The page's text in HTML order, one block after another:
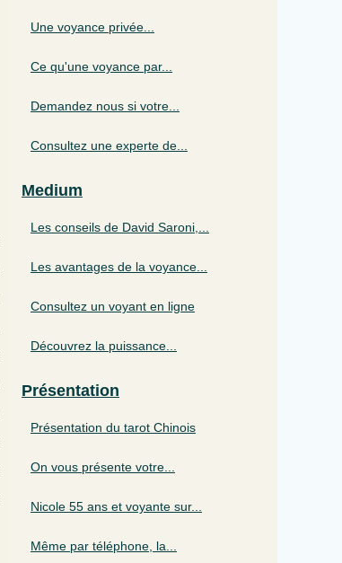
Une voyance privée...
Ce qu'une voyance par...
Demandez nous si votre...
Consultez une experte de...
Medium
Les conseils de David Saroni,...
Les avantages de la voyance...
Consultez un voyant en ligne
Découvrez la puissance...
Présentation
Présentation du tarot Chinois
On vous présente votre...
Nicole 55 ans et voyante sur...
Même par téléphone, la...